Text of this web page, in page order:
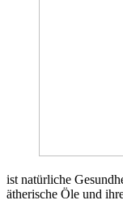
ist natürliche
ätherische Öle und